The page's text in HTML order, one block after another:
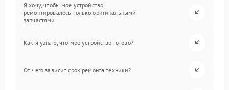
Я хочу, чтобы мое устройство
ремонтировалось только оригинальными
запчастями.
Как я узнаю, что мое устройство готово?
От чего зависит срок ремонта техники?